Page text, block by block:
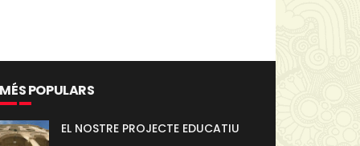
POPULARS
EL NOSTRE PROJECTE EDUCATIU